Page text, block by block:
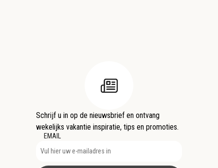
Schrijf u in op de nieuwsbrief en ontvang
wekelijks vakantie inspiratie, tips en promoties.
EMAIL